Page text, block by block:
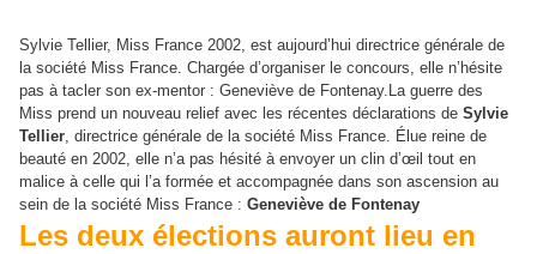
Sylvie Tellier, Miss France 2002, est aujourd’hui directrice générale de
la société Miss France. Chargée d’organiser le concours, elle n’hésite
pas à tacler son ex-mentor : Geneviève de Fontenay. La guerre des
Miss prend un nouveau relief avec les récentes déclarations de Sylvie
Tellier, directrice générale de la société Miss France. Élue reine de
beauté en 2002, elle n’a pas hésité à envoyer un clin d’œil tout en
malice à celle qui l’a formée et accompagnée dans son ascension au
sein de la société Miss France : Geneviève de Fontenay
Les deux élections auront lieu en